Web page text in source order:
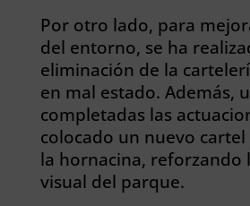
Por otro lado, para
del entorno, se ha
eliminación de la
en mal estado. Además,
completadas las
colocado un nuevo cartel
la hornacina, reforzando
visual del parque.